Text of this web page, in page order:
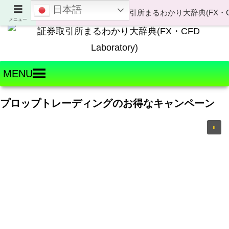
Welcome to FX・CFD Laboratory!
MENU
プロップトレーディングのお得なキャンペーン
メニュー
日本語